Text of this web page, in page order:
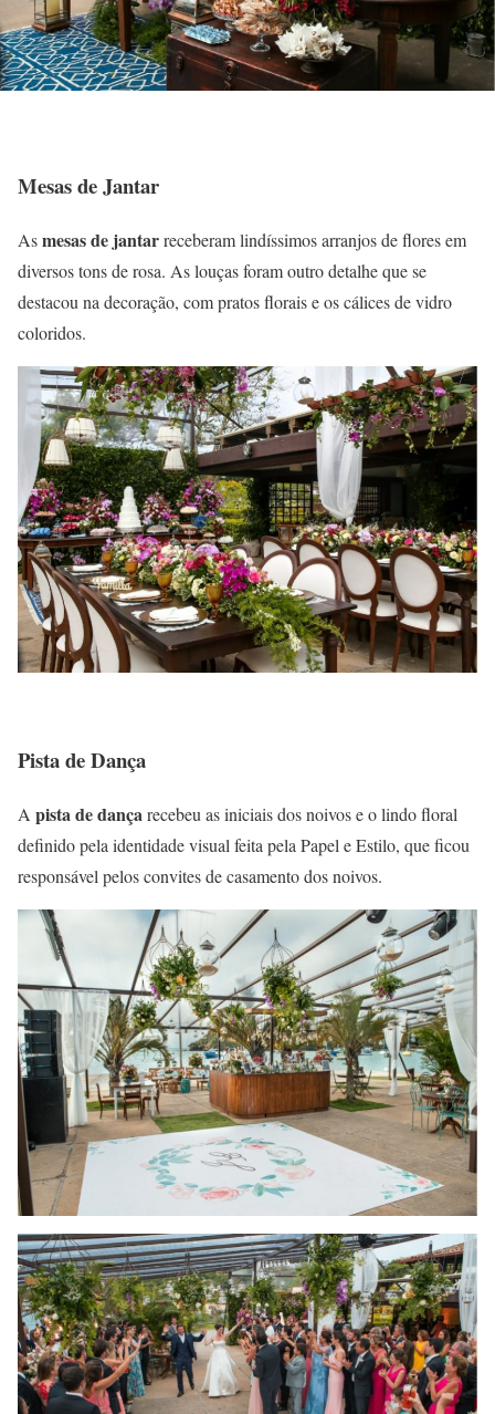
Mesas de Jantar
Asmesas de jantarreceberam lindíssimos arranjos de flores em
diversos tons de rosa. As louças foram outro detalhe que se
destacou na decoração, com pratos florais e os cálices de vidro
coloridos.
Pista de Dança
A pista de dançarecebeu as iniciais dos noivos e o lindo floral
definido pela identidade visual feita pela Papel e Estilo, que ficou
responsável pelos convites de casamento dos noivos.